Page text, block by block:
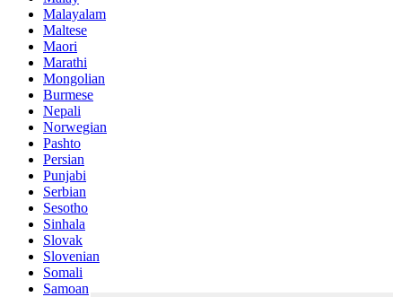
Malayalam
Maltese
Maori
Marathi
Mongolian
Burmese
Nepali
Norwegian
Pashto
Persian
Punjabi
Serbian
Sesotho
Sinhala
Slovak
Slovenian
Somali
Samoan